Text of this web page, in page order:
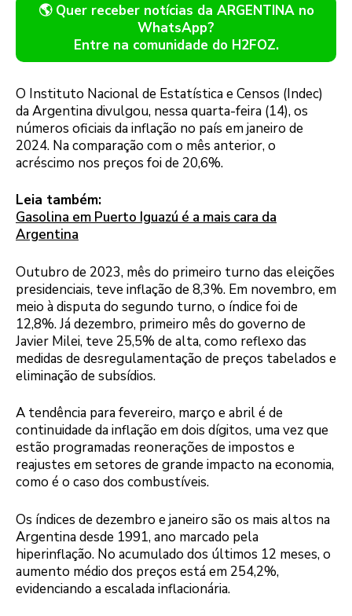
🌎 Quer receber notícias da ARGENTINA no
WhatsApp?
Entre na comunidade do H2FOZ.
O Instituto Nacional de Estatística e Censos (Indec)
da Argentina divulgou, nessa quarta-feira (14), os
números oficiais da inflação no país em janeiro de
2024. Na comparação com o mês anterior, o
acréscimo nos preços foi de 20,6%.
Leia também:
Gasolina em Puerto Iguazú é a mais cara da
Argentina
Outubro de 2023, mês do primeiro turno das eleições
presidenciais, teve inflação de 8,3%. Em novembro, em
meio à disputa do segundo turno, o índice foi de
12,8%. Já dezembro, primeiro mês do governo de
Javier Milei, teve 25,5% de alta, como reflexo das
medidas de desregulamentação de preços tabelados e
eliminação de subsídios.
A tendência para fevereiro, março e abril é de
continuidade da inflação em dois dígitos, uma vez que
estão programadas reonerações de impostos e
reajustes em setores de grande impacto na economia,
como é o caso dos combustíveis.
Os índices de dezembro e janeiro são os mais altos na
Argentina desde 1991, ano marcado pela
hiperinflação. No acumulado dos últimos 12 meses, o
aumento médio dos preços está em 254,2%,
evidenciando a escalada inflacionária.